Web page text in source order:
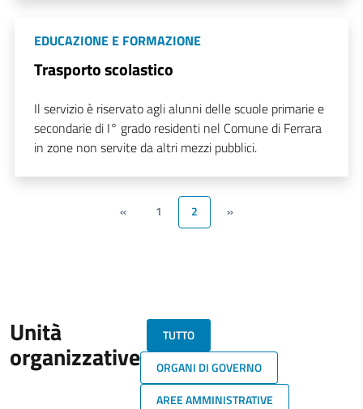
EDUCAZIONE E FORMAZIONE
Trasporto scolastico
Il servizio è riservato agli alunni delle scuole primarie e
secondarie di I° grado residenti nel Comune di Ferrara
in zone non servite da altri mezzi pubblici.
« 1 2 »
Unità
organizzative
TUTTO
ORGANI DI GOVERNO
AREE AMMINISTRATIVE